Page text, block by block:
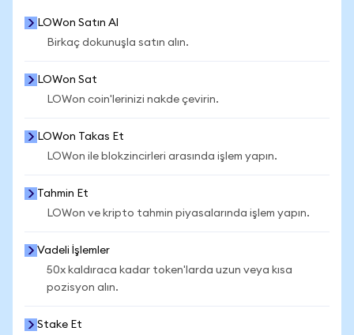
LOWon Satın Al
Birkaç dokunuşla satın alın.
LOWon Sat
LOWon coin'lerinizi nakde çevirin.
LOWon Takas Et
LOWon ile blokzincirleri arasında işlem yapın.
Tahmin Et
LOWon ve kripto tahmin piyasalarında işlem yapın.
Vadeli İşlemler
50x kaldıraca kadar token'larda uzun veya kısa
pozisyon alın.
Stake Et